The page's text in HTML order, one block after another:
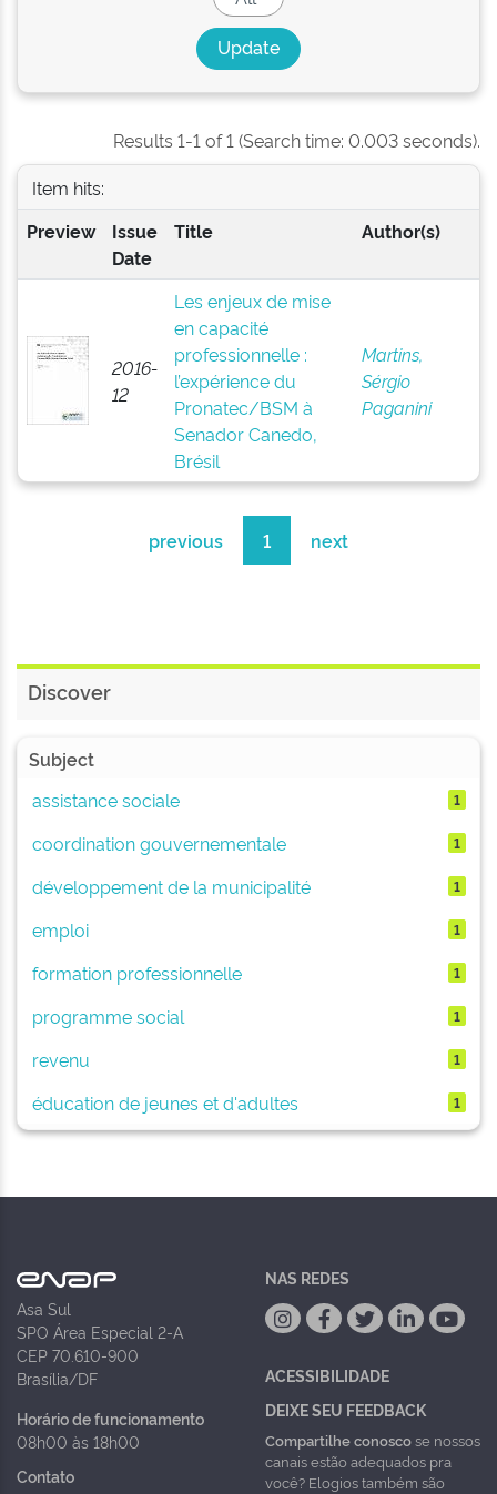
Results 1-1 of 1 (Search time: 0.003 seconds).
Item hits:
Preview
Issue
Date
Title Author(s)
2016-
12
Les enjeux de mise
en capacité
professionnelle :
l’expérience du
Pronatec/BSM à
Senador Canedo,
Brésil
Martins,
Sérgio
Paganini
previous 1 next
Discover
Subject
assistance sociale
1
coordination gouvernementale 1
développement de la municipalité 1
emploi 1
formation professionnelle 1
programme social 1
revenu 1
éducation de jeunes et d'adultes 1
Asa Sul
SPO Área Especial 2-A
CEP 70.610-900
Brasília/DF
Horário de funcionamento
08h00 às 18h00
Contato
NAS REDES
ACESSIBILIDADE
DEIXE SEU FEEDBACK
Compartilhe conoscose nossos
canais estão adequados pra
você? Elogios também são